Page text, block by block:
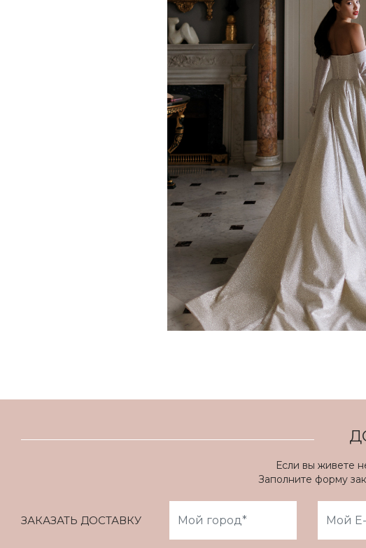
Если вы живете
Заполните форму
ЗАКАЗАТЬ ДОСТАВКУ